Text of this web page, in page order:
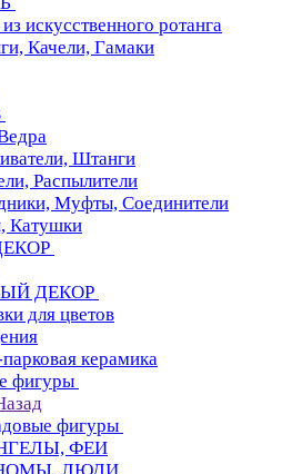
искусственного ротанга
Качели, Гамаки
Штанги
Распылители
Муфты, Соединители
Катушки
ДЕКОР
для цветов
керамика
фигуры
фигуры
ФЕИ